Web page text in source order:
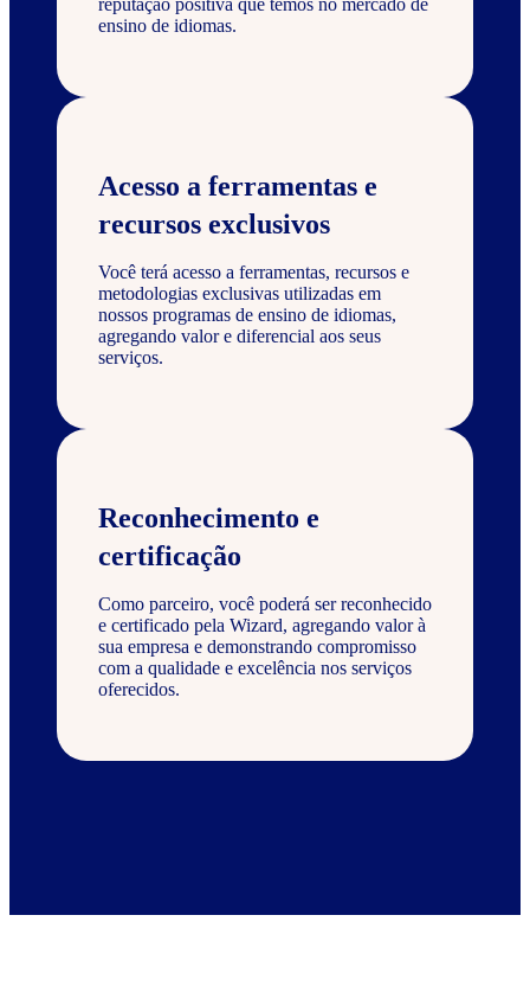
ensino de idiomas.
Acesso a ferramentas e
recursos exclusivos
Você terá acesso a ferramentas, recursos e
metodologias exclusivas utilizadas em
nossos programas de ensino de idiomas,
agregando valor e diferencial aos seus
serviços.
Reconhecimento e
certificação
Como parceiro, você poderá ser reconhecido
e certificado pela Wizard, agregando valor à
sua empresa e demonstrando compromisso
com a qualidade e excelência nos serviços
oferecidos.